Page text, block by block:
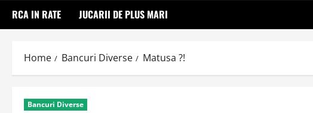
RCA IN RATE JUCARII DE PLUS MARI
Home Bancuri Diverse Matusa ?!
Bancuri Diverse